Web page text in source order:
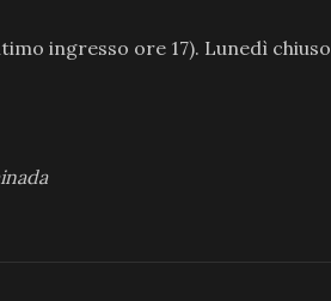
ingresso ore 17). Lunedì chiuso